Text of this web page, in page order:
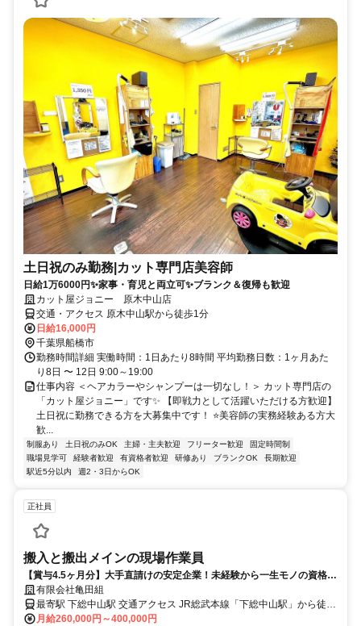
土日祝のみ勤務|カット専門店美容師
日給1万6000円✨家事・育児と両立可✨ブランク＆復帰も歓迎
カット屋ジョニー 原木中山店
交通・アクセス 原木中山駅から徒歩1分
日給16,000円
千葉県船橋市
勤務時間詳細 実働時間：1日あたり8時間 平均勤務日数：1ヶ月あた
り8日 〜 12日 9:00～19:00
仕事内容 ＜ヘアカラーやシャンプーは一切なし！＞ カット専門店の
「カット屋ジョニー」です✨ 【即戦力として活躍いただける方歓迎】
土日祝に勤務できる方を大募集中です！ ⭐美容師の実務経験ある方大
歓...
制服あり 土日祝のみOK 主婦・主夫歓迎 フリーター歓迎
固定時間制
職場見学可
経験者歓迎 有資格者歓迎 研修あり ブランクOK
長期歓迎
駅近5分以内
週2・3日からOK
正社員
搬入と搬出メインの現場作業員
【賞与4.5ヶ月分】大手直請けの安定企業！未経験から一生モノの資格と
高収入をゲット！
有限会社亀田組
最寄駅 下総中山駅 交通アクセス JR総武本線「下総中山駅」から徒歩
18分 ※交通費支給 ※車・バイク通勤可能
月給260,000円～400,000円